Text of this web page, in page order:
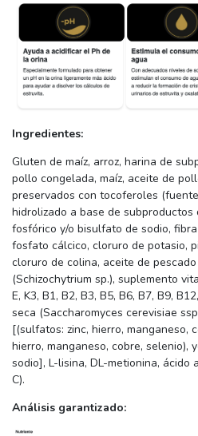
Ingredientes:
Gluten de maíz, arroz, harina de
pollo congelada, maíz, aceite de
preservados con tocoferoles
hidrolizado a base de subproductos
fosfórico y/o bisulfato de sodio,
fosfato cálcico, cloruro de potasio,
cloruro de colina, aceite de
(Schizochytrium sp.), suplemento
E, K3, B1, B2, B3, B5, B6, B7, B9,
seca (Saccharomyces cerevisiae
[(sulfatos: zinc, hierro, manganeso,
hierro, manganeso, cobre, selenio),
sodio], L-lisina, DL-metionina, ácido
C).
Análisis garantizado: